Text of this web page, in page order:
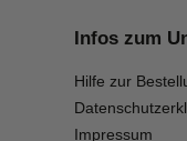
Infos zum
Hilfe zur
Impressum